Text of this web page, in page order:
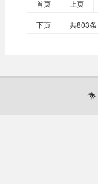
首页 上页
下页 共803条